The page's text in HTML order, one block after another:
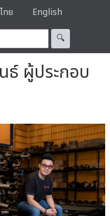
ไทย English
🔍︎
ธ์ ผู้ประกอบ